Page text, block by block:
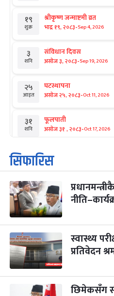
१९
शुक्र
श्रीकृष्ण जन्माष्टमी व्रत
भाद्र १९, २०८३-Sep 4, 2026
३
शनि
संविधान दिवस
असोज ३, २०८३-Sep 19, 2026
२५
आइत
घटस्थापना
असोज २५, २०८३-Oct 11, 2026
३१
शनि
फूलपाती
असोज ३१ , २०८३-Oct 17, 2026
१
आइत
कार्तिक सङ्क्रान्ति
कार्तिक १, २०८३
३
मंगल
महानवमी
कार्तिक ३, २०८३-Oct 20, 2026
४
बुध कार्तिक ४, २०८३ Oct 21, 2026
५
बिहि
पापा‌ङ्कुशा एकादशी व्रत
कार्तिक ५, २०८३
२२ कुकुर तिहार
सिफारिस
स्वास्थ्य
प्रतिवेदन
छिमेकसँग